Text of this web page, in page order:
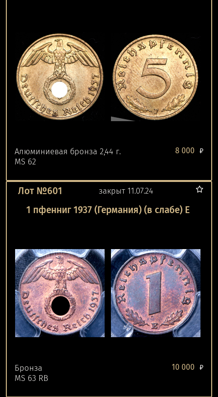
Алюминиевая бронза 2,44 г.
MS 62
8 000 ₽
Лот №601 закрыт 11.07.24
1 пфенниг 1937 (Германия) (в слабе) Е
Бронза
MS 63 RB
10 000 ₽